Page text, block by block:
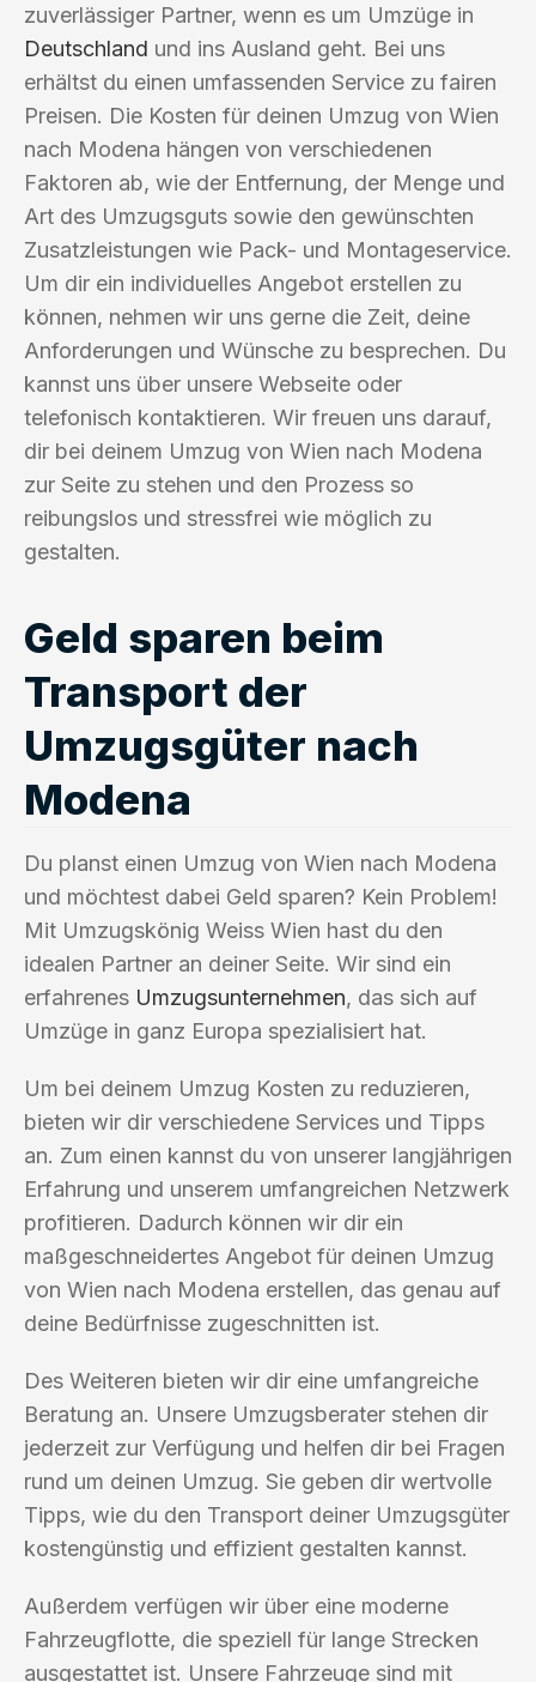
zuverlässiger Partner, wenn es um Umzüge in
Deutschland und ins Ausland geht. Bei uns
erhältst du einen umfassenden Service zu fairen
Preisen. Die Kosten für deinen Umzug von Wien
nach Modena hängen von verschiedenen
Faktoren ab, wie der Entfernung, der Menge und
Art des Umzugsguts sowie den gewünschten
Zusatzleistungen wie Pack- und Montageservice.
Um dir ein individuelles Angebot erstellen zu
können, nehmen wir uns gerne die Zeit, deine
Anforderungen und Wünsche zu besprechen. Du
kannst uns über unsere Webseite oder
telefonisch kontaktieren. Wir freuen uns darauf,
dir bei deinem Umzug von Wien nach Modena
zur Seite zu stehen und den Prozess so
reibungslos und stressfrei wie möglich zu
gestalten.
Geld sparen beim
Transport der
Umzugsgüter nach
Modena
Du planst einen Umzug von Wien nach Modena
und möchtest dabei Geld sparen? Kein Problem!
Mit Umzugskönig Weiss Wien hast du den
idealen Partner an deiner Seite. Wir sind ein
erfahrenes Umzugsunternehmen, das sich auf
Umzüge in ganz Europa spezialisiert hat.
Um bei deinem Umzug Kosten zu reduzieren,
bieten wir dir verschiedene Services und Tipps
an. Zum einen kannst du von unserer langjährigen
Erfahrung und unserem umfangreichen Netzwerk
profitieren. Dadurch können wir dir ein
maßgeschneidertes Angebot für deinen Umzug
von Wien nach Modena erstellen, das genau auf
deine Bedürfnisse zugeschnitten ist.
Des Weiteren bieten wir dir eine umfangreiche
Beratung an. Unsere Umzugsberater stehen dir
jederzeit zur Verfügung und helfen dir bei Fragen
rund um deinen Umzug. Sie geben dir wertvolle
Tipps, wie du den Transport deiner Umzugsgüter
kostengünstig und effizient gestalten kannst.
Außerdem verfügen wir über eine moderne
Fahrzeugflotte, die speziell für lange Strecken
ausgestattet ist. Unsere Fahrzeuge sind mit